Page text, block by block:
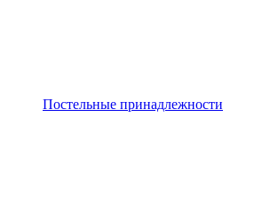
Постельные принадлежности